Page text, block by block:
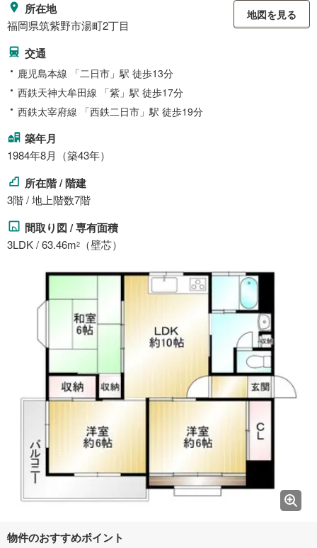
所在地
福岡県筑紫野市湯町2丁目
地図を見る
交通
鹿児島本線 「二日市」駅 徒歩13分
西鉄天神大牟田線 「紫」駅 徒歩17分
西鉄太宰府線 「西鉄二日市」駅 徒歩19分
築年月
1984年8月（築43年）
所在階 / 階建
3階 / 地上階数7階
間取り図 / 専有面積
3LDK / 63.46m2 （壁芯）
物件のおすすめポイント